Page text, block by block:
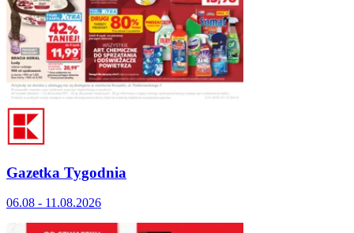
Gazetka Tygodnia
06.08 - 11.08.2026